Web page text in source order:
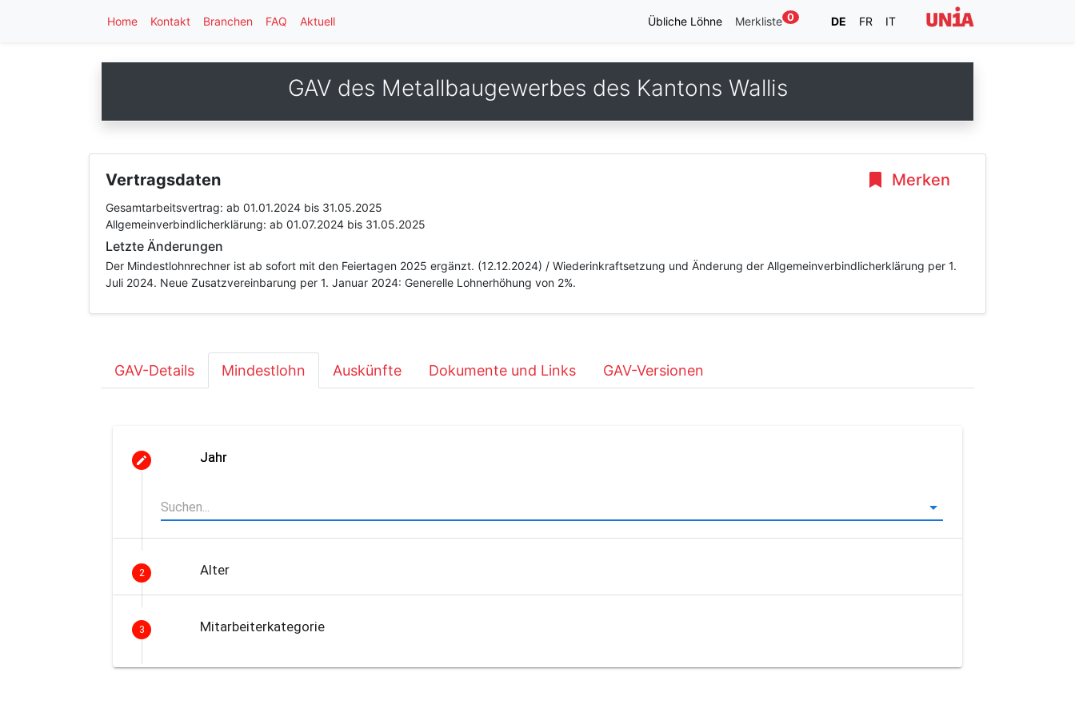
Home Kontakt Branchen FAQ Aktuell Übliche Löhne Merkliste 0 DE FR IT
GAV des Metallbaugewerbes des Kantons Wallis
Merken
Vertragsdaten
Gesamtarbeitsvertrag: ab 01.01.2024 bis 31.05.2025
Allgemeinverbindlicherklärung: ab 01.07.2024 bis 31.05.2025
Letzte Änderungen
Der Mindestlohnrechner ist ab sofort mit den Feiertagen 2025 ergänzt. (12.12.2024) / Wiederinkraftsetzung und Änderung der Allgemeinverbindlicherklärung per 1.
Juli 2024. Neue Zusatzvereinbarung per 1. Januar 2024: Generelle Lohnerhöhung von 2%.
GAV-Details Mindestlohn Auskünfte Dokumente und Links GAV-Versionen
Jahr
2 Alter
3 Mitarbeiterkategorie